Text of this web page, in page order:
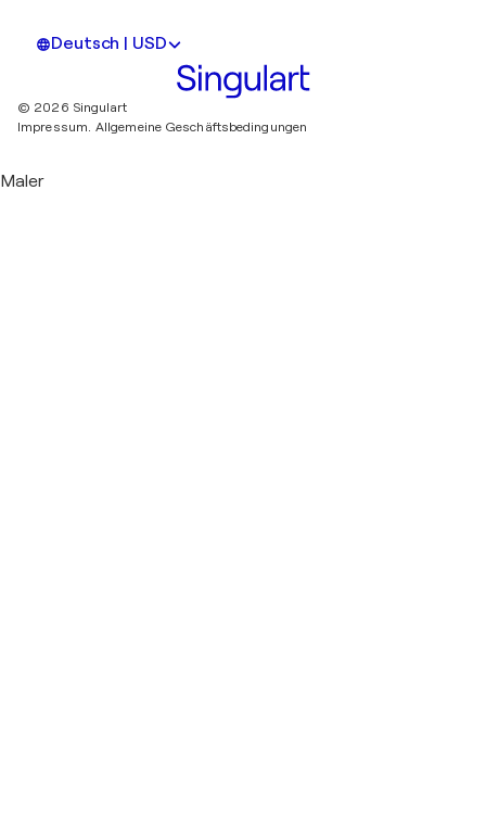
Deutsch | USD
© 2026 Singulart
Impressum. Allgemeine Geschäftsbedingungen
Maler